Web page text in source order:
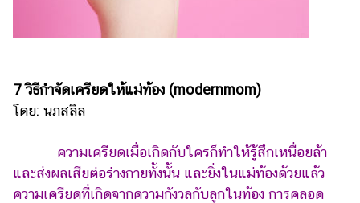
เกาหลี
ไลฟ์
ไตล์
ผู้
7 วิธีกำจัดเครียดให้แม่ท้อง (modernmom)
โดย: นภสลิล
ความเครียดเมื่อเกิดกับใครก็ทำให้รู้สึกเหนื่อยล้า
และส่งผลเสียต่อร่างกายทั้งนั้น และยิ่งในแม่ท้องด้วยแล้ว
ความเครียดที่เกิดจากความกังวลกับลูกในท้อง การคลอด